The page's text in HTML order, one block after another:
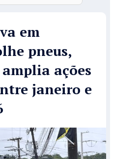
em
pneus,
ações
janeiro e